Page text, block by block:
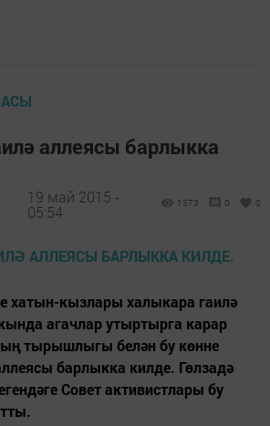
аллеясы барлыкка
19 май 2015 -
05:54
1373 0 0
хатын-кызлары халыкара гаилә
агачлар утыртырга карар
тырышлыгы белән бу көнне
барлыкка килде. Гөлзадә
Совет активистлары бу